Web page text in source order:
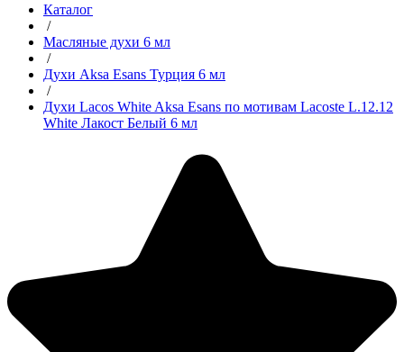
Каталог
/
Масляные духи 6 мл
/
Духи Aksa Esans Турция 6 мл
/
Духи Lacos White Aksa Esans по мотивам Lacoste L.12.12
White Лакост Белый 6 мл